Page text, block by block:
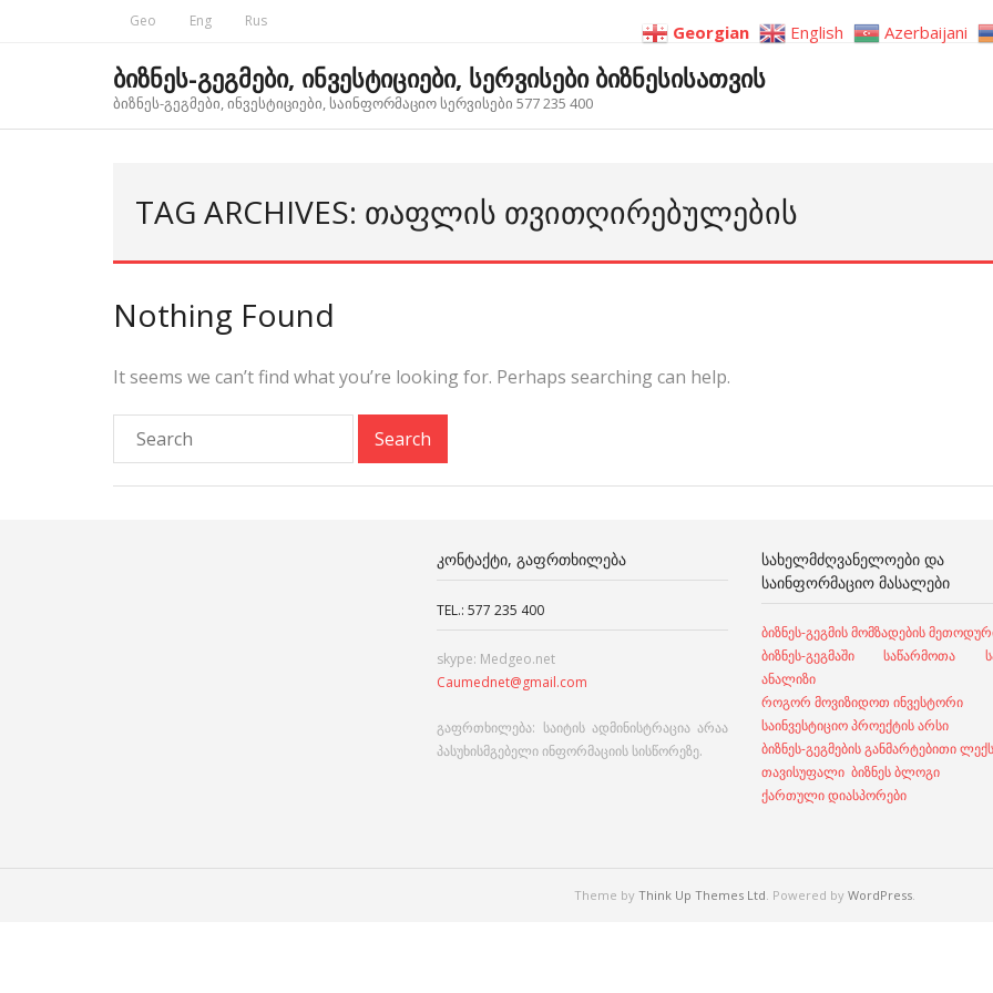
Geo Eng Rus
ბიზნეს-გეგმები, ინვესტიციები, სერვისები ბიზნესისათვის
ბიზნეს-გეგმები, ინვესტიციები, საინფორმაციო სერვისები 577 235 400
TAG ARCHIVES: ᲗᲐᲤᲚᲘᲡ ᲗᲕᲘᲗᲦᲘᲠᲔᲑᲣᲚᲔᲑᲘᲡ
Nothing Found
It seems we can’t find what you’re looking for. Perhaps searching can help.
ᲙᲝᲜᲢᲐᲥᲢᲘ, ᲒᲐᲤᲠᲗᲮᲘᲚᲔᲑᲐ
TEL.: 577 235 400
skype: Medgeo.net
Caumednet@gmail.com
გაფრთხილება: საიტის ადმინისტრაცია არაა
პასუხისმგებელი ინფორმაციის სისწორეზე.
ᲡᲐᲮᲔᲚᲛᲫᲦᲕᲐᲜᲔᲚᲝᲔᲑᲘ ᲓᲐ
ᲡᲐᲘᲜᲤᲝᲠᲛᲐᲪᲘᲝ ᲛᲐᲡᲐᲚᲔᲑᲘ
ბიზნეს-გეგმის მომზადების
ბიზნეს-გეგმაში საწარმოთა
ანალიზი
როგორ მოვიზიდოთ ინვესტორი
საინვესტიციო პროექტის არსი
ბიზნეს-გეგმების განმარტებითი
თავისუფალი ბიზნეს ბლოგი
ქართული დიასპორები
Theme by Think Up Themes Ltd. Powered by WordPress.
Georgian English Azerbaijani